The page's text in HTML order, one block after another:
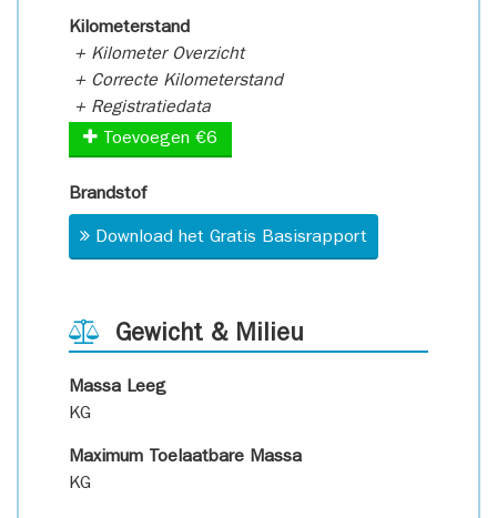
Kilometerstand
+ Kilometer Overzicht
+ Correcte Kilometerstand
+ Registratiedata
Toevoegen €6
Brandstof
Download het Gratis Basisrapport
Gewicht & Milieu
Massa Leeg
KG
Maximum Toelaatbare Massa
KG